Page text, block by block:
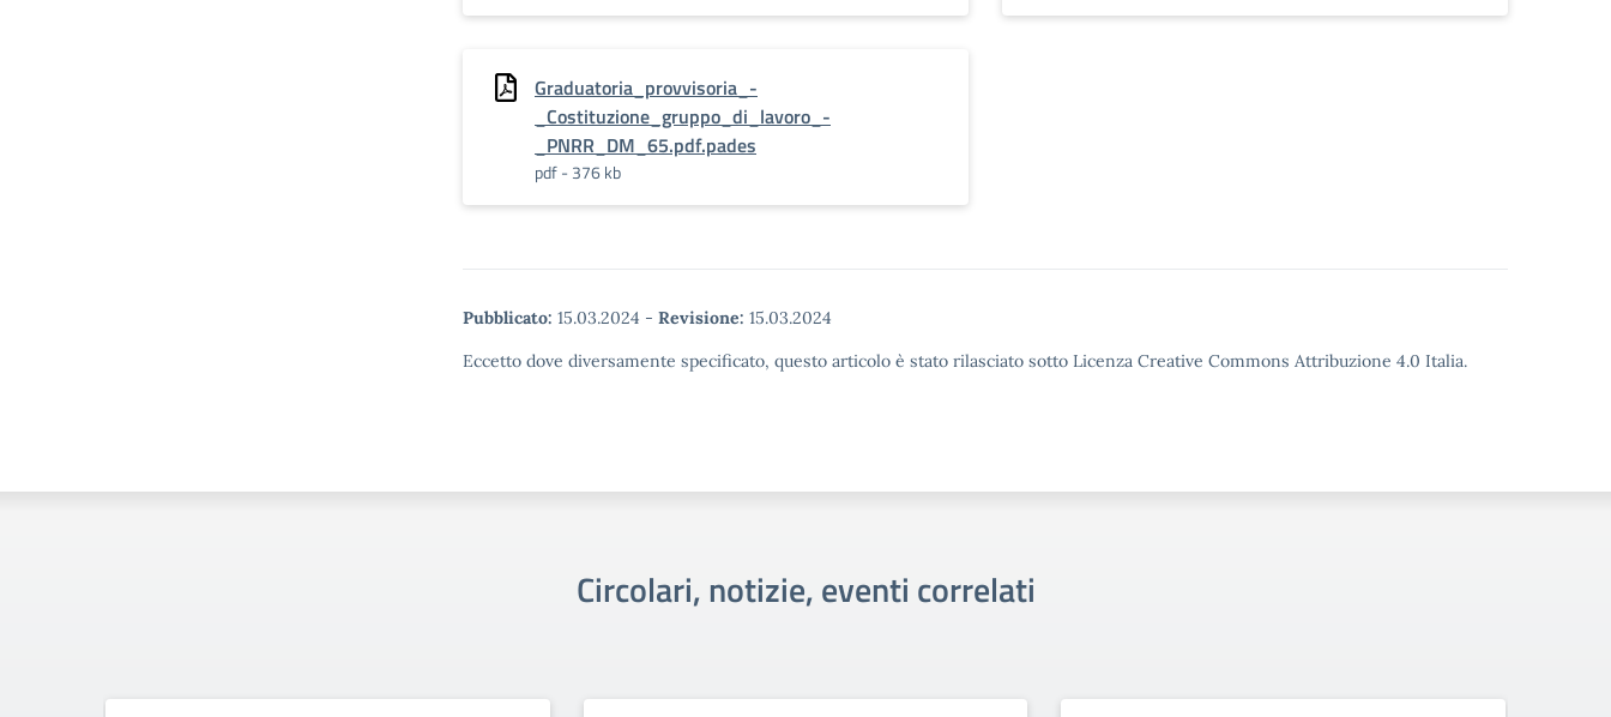
Graduatoria_provvisoria_-
_Costituzione_gruppo_di_lavoro_-
_PNRR_DM_65.pdf.pades
pdf - 376 kb
Pubblicato: 15.03.2024 - Revisione: 15.03.2024
Eccetto dove diversamente specificato, questo articolo è stato rilasciato sotto Licenza Creative Commons Attribuzione 4.0 Italia.
Circolari, notizie, eventi correlati